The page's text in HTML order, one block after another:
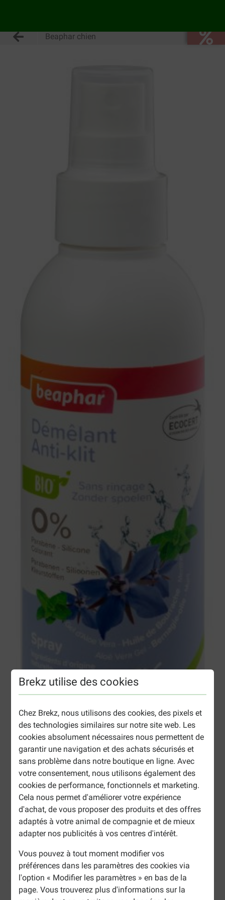
Brekz utilise des cookies
Chez Brekz, nous utilisons des cookies, des pixels et
des technologies similaires sur notre site web. Les
cookies absolument nécessaires nous permettent de
garantir une navigation et des achats sécurisés et
sans problème dans notre boutique en ligne. Avec
votre consentement, nous utilisons également des
cookies de performance, fonctionnels et marketing.
Cela nous permet d'améliorer votre expérience
d'achat, de vous proposer des produits et des offres
adaptés à votre animal de compagnie et de mieux
adapter nos publicités à vos centres d'intérêt.
Vous pouvez à tout moment modifier vos
préférences dans les paramètres des cookies via
l'option « Modifier les paramètres » en bas de la
page. Vous trouverez plus d'informations sur la
Beaphar chien
Beaphar Bio Spray Démêlant pour chien et
chat